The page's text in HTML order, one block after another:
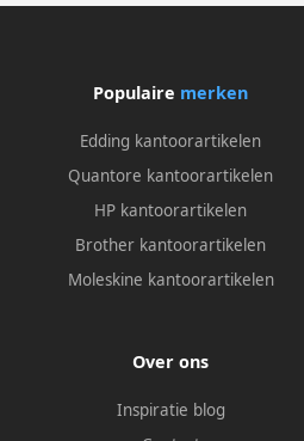
Populaire merken
Edding kantoorartikelen
Quantore kantoorartikelen
HP kantoorartikelen
Brother kantoorartikelen
Moleskine kantoorartikelen
Over ons
Inspiratie blog